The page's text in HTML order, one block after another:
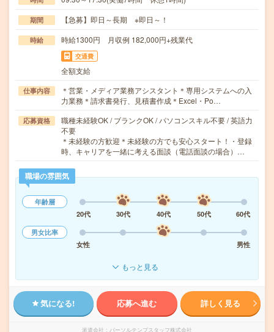
期間 【急募】即日～長期 ※即日～！
時給 時給1300円 月収例 182,000円+残業代
交通費
全額支給
仕事内容
＊営業・メディア業務アシスタント＊専用システムへの入
力業務＊請求書発行、見積書作成＊Excel・Po…
応募資格
職種未経験OK / ブランクOK / パソコンスキル不要 / 英語力
不要
＊未経験の方歓迎＊未経験の方でも安心スタート！・登録
時、キャリアを一緒に考える面談（電話面談の場合）…
職場の雰囲気
年齢層
20代
30代 40代 50代
60代
男女比率
女性
男性
もっと見る
気になる! 応募へ進む 詳しく見る
派遣会社 パーソルテンプスタッフ株式会社